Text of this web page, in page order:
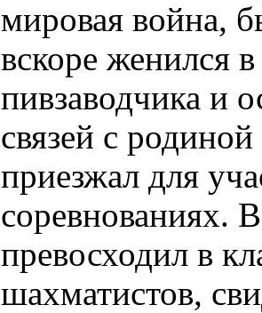
мировая война,
вскоре женился
пивзаводчика и
связей с
приезжал для
соревнованиях.
превосходил в
шахматистов,